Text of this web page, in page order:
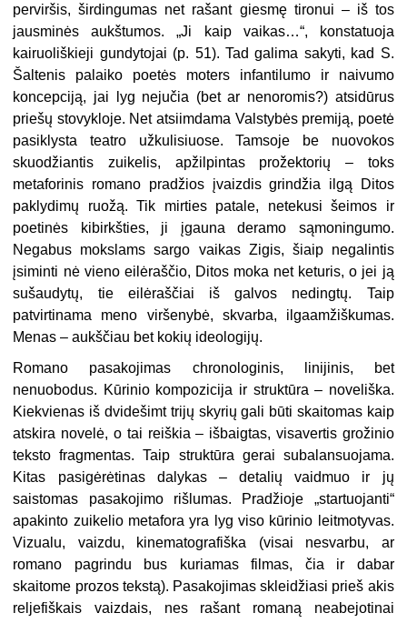
perviršis, širdingumas net rašant giesmę tironui – iš tos
jausminės aukštumos. „Ji kaip vaikas…“, konstatuoja
kairuoliškieji gundytojai (p. 51). Tad galima sakyti, kad S.
Šaltenis palaiko poetės moters infantilumo ir naivumo
koncepciją, jai lyg nejučia (bet ar nenoromis?) atsi­dūrus
priešų stovykloje. Net atsiimdama Valstybės premiją, poetė
pasi­klysta teatro užkulisiuose. Tamsoje be nuovokos
skuodžiantis zuikelis, apžil­pintas prožektorių – toks
metaforinis romano pradžios įvaizdis grindžia ilgą Ditos
paklydimų ruožą. Tik mirties patale, netekusi šeimos ir
poetinės ki­birkšties, ji įgauna deramo sąmonin­gumo.
Negabus mokslams sargo vai­kas Zigis, šiaip negalintis
įsiminti nė vieno eilėraščio, Ditos moka net ketu­ris, o jei ją
sušaudytų, tie eilėraščiai iš galvos nedingtų. Taip
patvirtinama me­no viršenybė, skvarba, ilgaamžiškumas.
Menas – aukščiau bet kokių ideologijų.
Romano pasakojimas chronologi­nis, linijinis, bet
nenuobodus. Kūrinio kompozicija ir struktūra – noveliška.
Kiekvienas iš dvidešimt trijų skyrių gali būti skaitomas kaip
atskira nove­lė, o tai reiškia – išbaigtas, visavertis grožinio
teksto fragmentas. Taip struk­tūra gerai subalansuojama.
Kitas pa­sigėrėtinas dalykas – detalių vaidmuo ir jų
saistomas pasakojimo rišlumas. Pradžioje „startuojanti“
apakinto zuike­lio metafora yra lyg viso kūrinio leit­motyvas.
Vizualu, vaizdu, kinematografiška (visai nesvarbu, ar
romano pagrindu bus kuriamas filmas, čia ir dabar
skaitome prozos tekstą). Pasa­kojimas skleidžiasi prieš akis
relje­fiškais vaizdais, nes rašant romaną ne­abejotinai